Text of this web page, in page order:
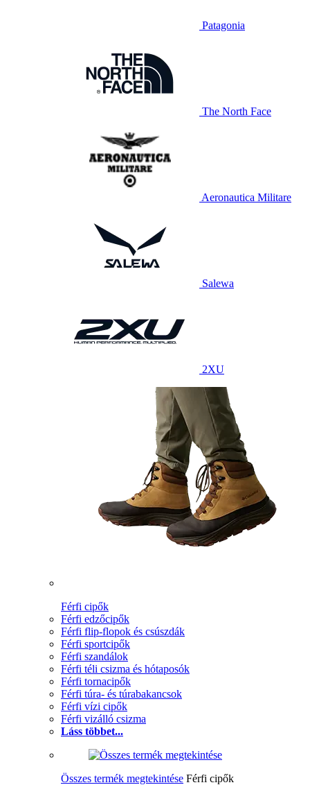
Patagonia
The North Face
Aeronautica Militare
Salewa
2XU
Férfi cipők
Férfi edzőcipők
Férfi flip-flopok és csúszdák
Férfi sportcipők
Férfi szandálok
Férfi téli csizma és hótaposók
Férfi tornacipők
Férfi túra- és túrabakancsok
Férfi vízi cipők
Férfi vizálló csizma
Láss többet...
Összes termék megtekintése Férfi cipők